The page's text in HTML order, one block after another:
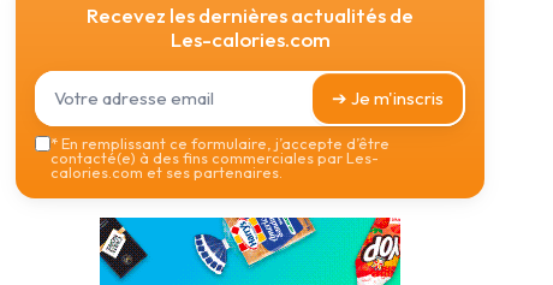
Recevez les dernières actualités de
Les-calories.com
➔ Je m'inscris
*En remplissant ce formulaire, j’accepte d’être
contacté(e) à des fins commerciales par Les-
calories.com et ses partenaires.